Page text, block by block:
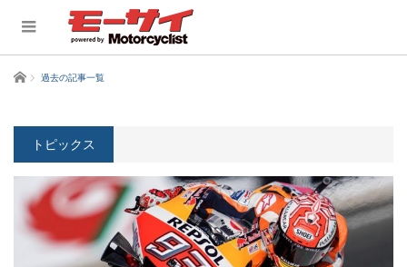
ホーム 過去の記事一覧
トピックス